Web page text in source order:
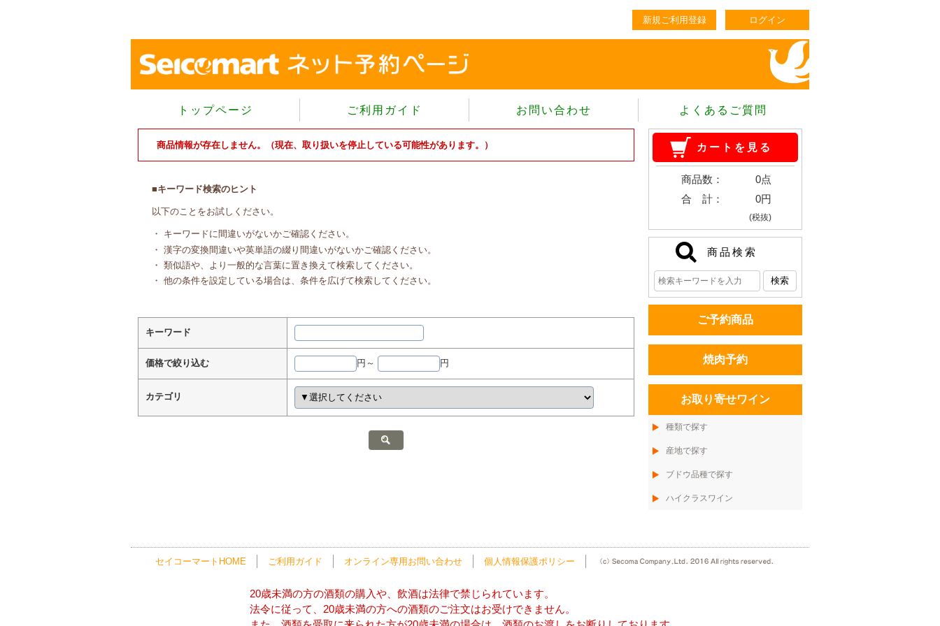
新規ご利用登録 ログイン
トップページ ご利用ガイド
当サイトについて
特定商取引法に基づく表示
よくあるご質問
お問い合わせ よくあるご質問
商品情報が存在しません。（現在、取り扱いを停止している可能性があります。）
■キーワード検索のヒント
以下のことをお試しください。
・ キーワードに間違いがないかご確認ください。
・ 漢字の変換間違いや英単語の綴り間違いがないかご確認ください。
・ 類似語や、より一般的な言葉に置き換えて検索してください。
・ 他の条件を設定している場合は、条件を広げて検索してください。
キーワード
価格で絞り込む 円～ 円
カテゴリ
カートを見る
商品数：
0点
合 計：
0円
(税抜)
商品検索
ご予約商品
焼肉予約
お取り寄せワイン
種類で探す
産地で探す
ブドウ品種で探す
ハイクラスワイン
セイコーマートHOME ご利用ガイド オンライン専用お問い合わせ 個人情報保護ポリシー
20歳未満の方の酒類の購入や、飲酒は法律で禁じられています。
法令に従って、20歳未満の方への酒類のご注文はお受けできません。